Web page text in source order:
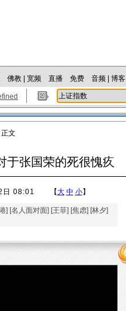
佛教 宽频 直播 免费 音频 博客
文
于张国荣的死很愧疚
日 08:01 【大 中 小】
] [名人面对面] [王菲] [焦虑] [林夕]